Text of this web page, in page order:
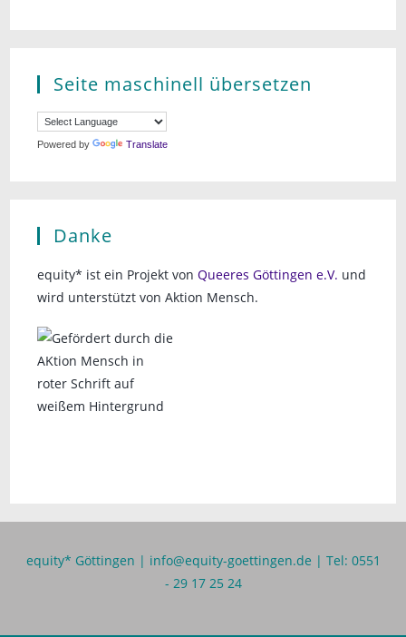
Seite maschinell übersetzen
Powered by Translate
Danke
equity* ist ein Projekt vonQueeres Göttingen e.V. und
wird unterstützt von Aktion Mensch.
equity* Göttingen | info@equity-goettingen.de | Tel: 0551
- 29 17 25 24